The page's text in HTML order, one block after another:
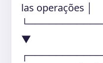
las operações │
▼